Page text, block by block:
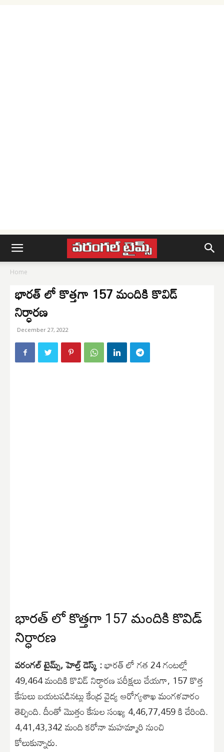
Home
భారత్ లో కొత్తగా 157 మందికి కొవిడ్
నిర్ధారణ
December 27, 2022
భారత్ లో కొత్తగా 157 మందికి కొవిడ్
నిర్ధారణ
వరంగల్ టైమ్స్, హెల్త్ డెస్క్ :భారత్ లో గత 24 గంటల్లో
49,464 మందికి కొవిడ్ నిర్ధారణ పరీక్షలు చేయగా, 157 కొత్త
కేసులు బయటపడినట్లు కేంద్ర వైద్య ఆరోగ్యశాఖ మంగళవారం
తెల్పింది. దీంతో మొత్తం కేసుల సంఖ్య 4,46,77,459 కి చేరింది.
4,41,43,342 మంది కరోనా మహమ్మారి నుంచి
కోలుకున్నారు.